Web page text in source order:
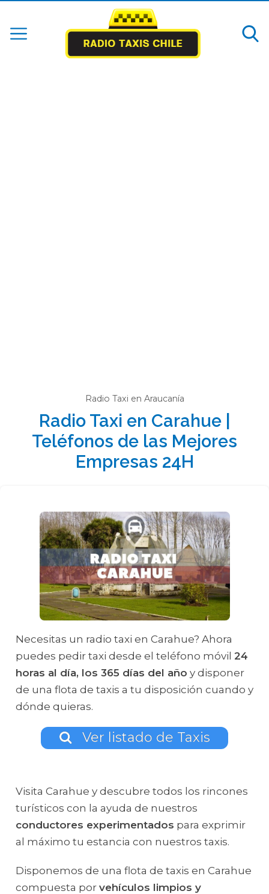
Radio Taxi en Araucanía
Radio Taxi en Carahue |
Teléfonos de las Mejores
Empresas 24H
Necesitas un radio taxi en Carahue? Ahora
puedes pedir taxi desde el teléfono móvil 24
horas al día, los 365 días del año y disponer
de una flota de taxis a tu disposición cuando y
dónde quieras.
Ver listado de Taxis
Visita Carahue y descubre todos los rincones
turísticos con la ayuda de nuestros
conductores experimentados para exprimir
al máximo tu estancia con nuestros taxis.
Disponemos de una flota de taxis en Carahue
compuesta por vehículos limpios y